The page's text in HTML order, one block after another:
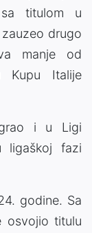
titulom u
drugo
manje od
Kupu Italije
i u Ligi
ligaškoj fazi
godine. Sa
osvojio titulu